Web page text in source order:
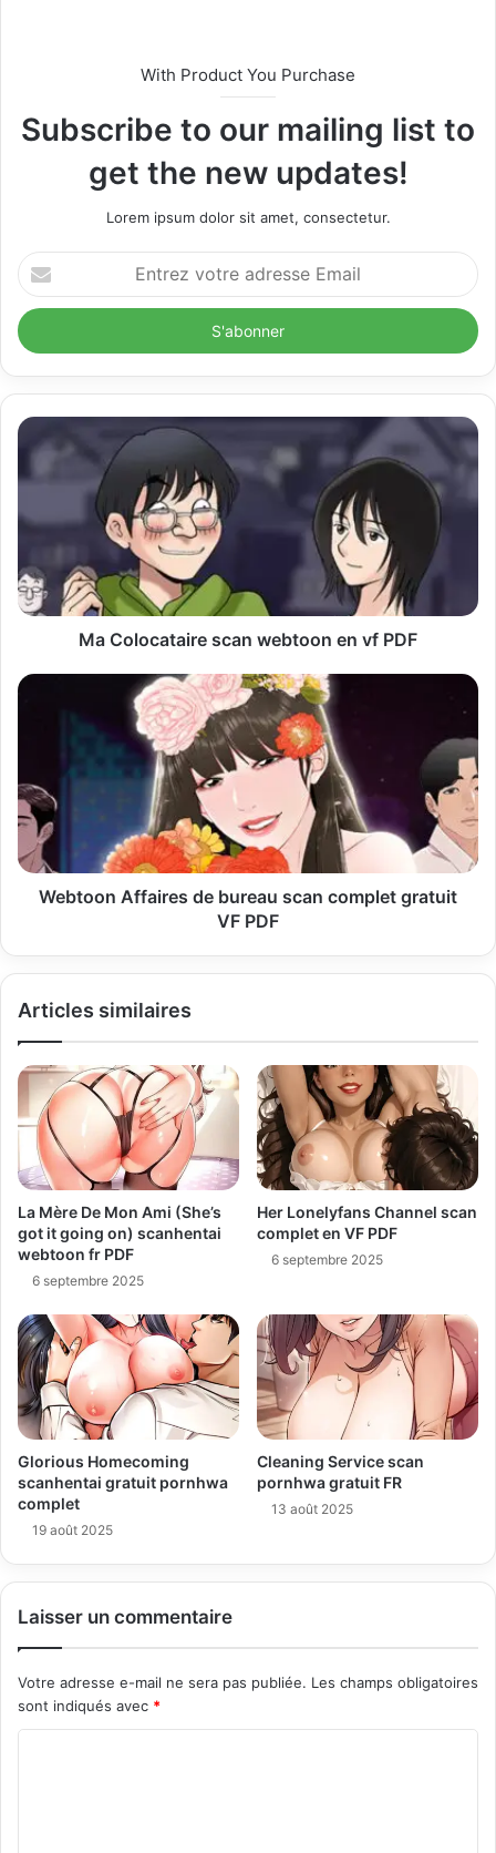
e
With Product You Purchase
Subscribe to our mailing list to
get the new updates!
Lorem ipsum dolor sit amet, consectetur.
E
n
r
z
o
a
r
e
s
E
Ma Colocataire scan webtoon en vf PDF
Webtoon Affaires de bureau scan complet gratuit
VF PDF
Articles similaires
La Mère De Mon Ami (She’s
got it going on) scanhentai
webtoon fr PDF
6 septembre 2025
Her Lonelyfans Channel scan
complet en VF PDF
6 septembre 2025
Glorious Homecoming
scanhentai gratuit pornhwa
complet
19 août 2025
Cleaning Service scan
pornhwa gratuit FR
13 août 2025
Laisser un commentaire
Votre adresse e-mail ne sera pas publiée. Les champs obligatoires
sont indiqués avec *